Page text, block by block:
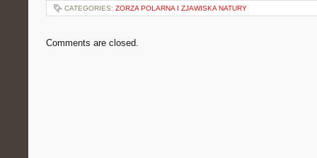
CATEGORIES: ZORZA POLARNA I ZJAWISKA NATURY
Comments are closed.